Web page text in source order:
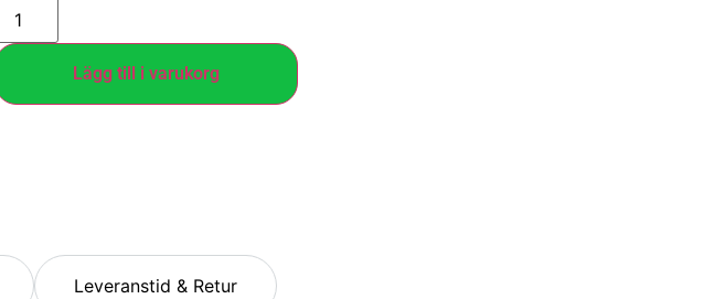
Lägg till i varukorg
Leveranstid & Retur